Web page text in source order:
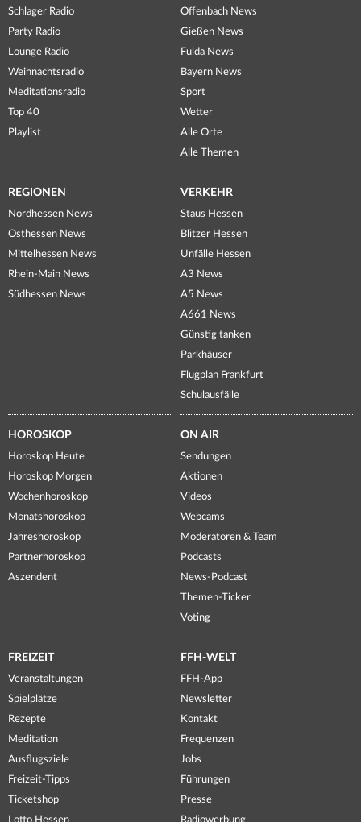
Schlager Radio
Party Radio
Lounge Radio
Weihnachtsradio
Meditationsradio
Top 40
Playlist
Offenbach News
Gießen News
Fulda News
Bayern News
Sport
Wetter
Alle Orte
Alle Themen
REGIONEN
Nordhessen News
Osthessen News
Mittelhessen News
Rhein-Main News
Südhessen News
VERKEHR
Staus Hessen
Blitzer Hessen
Unfälle Hessen
A3 News
A5 News
A661 News
Günstig tanken
Parkhäuser
Flugplan Frankfurt
Schulausfälle
HOROSKOP
Horoskop Heute
Horoskop Morgen
Wochenhoroskop
Monatshoroskop
Jahreshoroskop
Partnerhoroskop
Aszendent
ON AIR
Sendungen
Aktionen
Videos
Webcams
Moderatoren & Team
Podcasts
News-Podcast
Themen-Ticker
Voting
FREIZEIT
Veranstaltungen
Spielplätze
Rezepte
Meditation
Ausflugsziele
Freizeit-Tipps
Ticketshop
Lotto Hessen
FFH-WELT
FFH-App
Newsletter
Kontakt
Frequenzen
Jobs
Führungen
Presse
Radiowerbung